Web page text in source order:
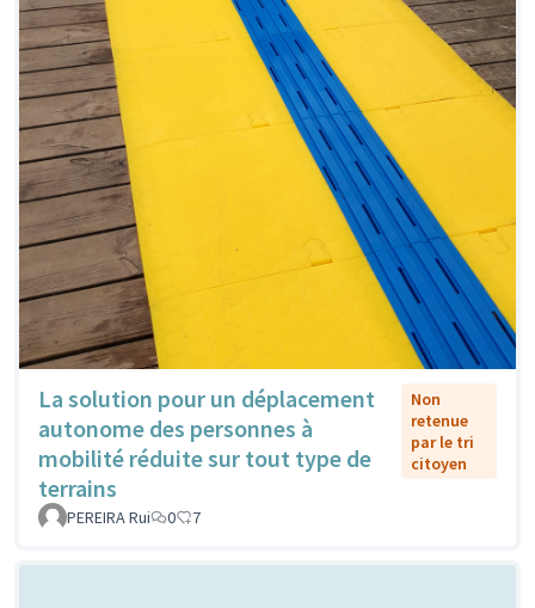
La solution pour un déplacement
autonome des personnes à
mobilité réduite sur tout type de
terrains
Non
retenue
par le tri
citoyen
PEREIRA Rui 0 7